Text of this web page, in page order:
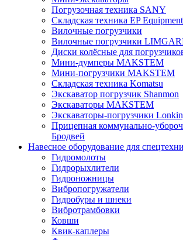
Погрузочная техника SANY
Складская техника EP Equipment
Вилочные погрузчики
Вилочные погрузчики
Диски колёсные для
Мини-думперы MAKSTEM
Мини-погрузчики MAKSTEM
Складская техника Komatsu
Экскаватор погрузчик Shanmon
Экскаваторы MAKSTEM
Экскаваторы-погрузчики
Прицепная коммунально-
Бродвей
Навесное оборудование для
Гидромолоты
Гидрорыхлители
Гидроножницы
Вибропогружатели
Гидробуры и шнеки
Вибротрамбовки
Ковши
Квик-каплеры